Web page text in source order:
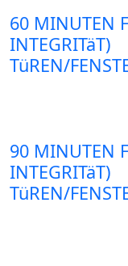
60 MINUTEN
INTEGRITäT)
TüREN/
90 MINUTEN
INTEGRITäT)
TüREN/